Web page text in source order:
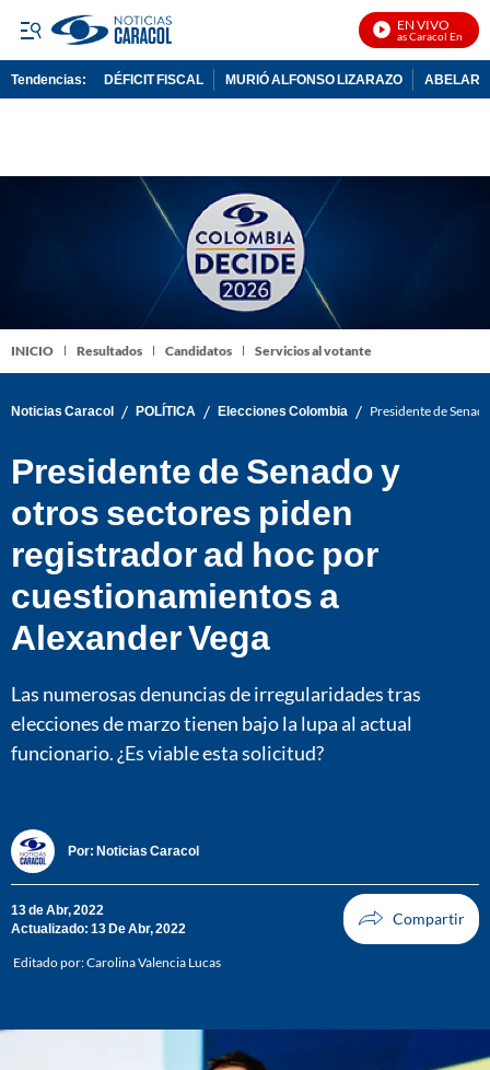
EN VIVO
Noticias Caracol En Vivo
Tendencias: DÉFICIT FISCAL MURIÓ ALFONSO LIZARAZO
INICIO Resultados Candidatos Servicios al votante
Noticias Caracol / POLÍTICA / Elecciones Colombia / Presidente de
Presidente de Senado y
otros sectores piden
registrador ad hoc por
cuestionamientos a
Alexander Vega
Las numerosas denuncias de irregularidades tras
elecciones de marzo tienen bajo la lupa al actual
funcionario. ¿Es viable esta solicitud?
Por: Noticias Caracol
13 de Abr, 2022
Actualizado: 13 De Abr, 2022
Editado por:Carolina Valencia Lucas